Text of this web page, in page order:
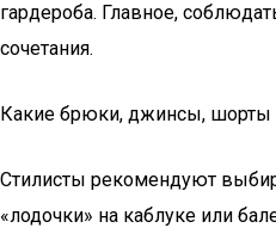
гардероба. Главное,
сочетания.
Какие брюки, джинсы, шорты
Стилисты рекомендуют
«лодочки» на каблуке или